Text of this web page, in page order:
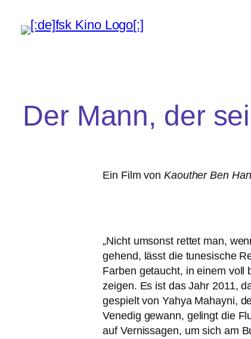
Der Mann, der
Ein Film vonKaouther Ben
„Nicht umsonst ret­tet man,
ge­hend, lässt die tune­si­sche
Farben getaucht, in einem voll
zei­gen. Es ist das Jahr 2011,
gespielt von Yahya Mahayni,
Venedig gewann, gelingt die
auf Vernissagen, um sich am